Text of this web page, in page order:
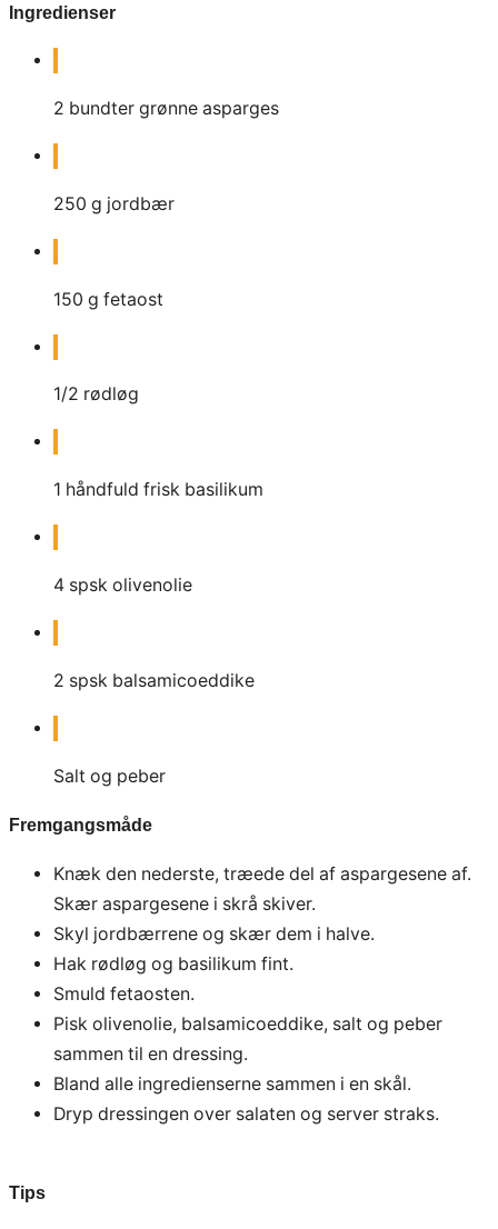
Ingredienser
2 bundter grønne asparges
250 g jordbær
150 g fetaost
1/2 rødløg
1 håndfuld frisk basilikum
4 spsk olivenolie
2 spsk balsamicoeddike
Salt og peber
Fremgangsmåde
Knæk den nederste, træede del af aspargesene af.
Skær aspargesene i skrå skiver.
Skyl jordbærrene og skær dem i halve.
Hak rødløg og basilikum fint.
Smuld fetaosten.
Pisk olivenolie, balsamicoeddike, salt og peber
sammen til en dressing.
Bland alle ingredienserne sammen i en skål.
Dryp dressingen over salaten og server straks.
Tips